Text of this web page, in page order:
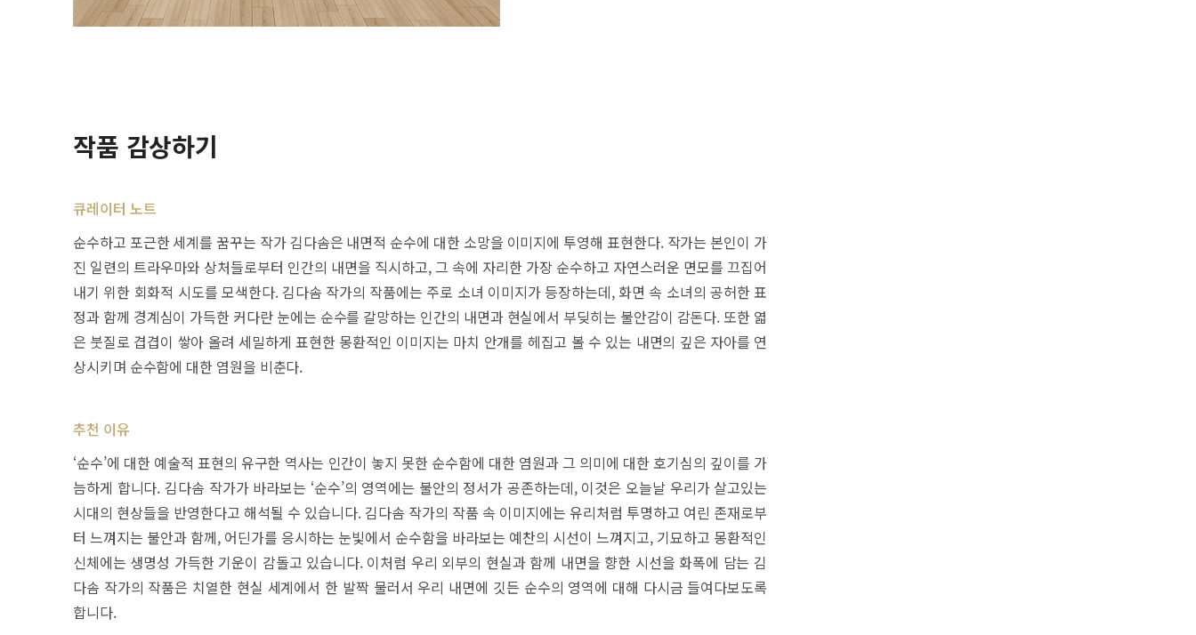
작품 감상하기
큐레이터 노트
순수하고 포근한 세계를 꿈꾸는 작가 김다솜은 내면적 순수에 대한 소망을 이미지에 투영해 표현한다. 작가는 본인이 가
진 일련의 트라우마와 상처들로부터 인간의 내면을 직시하고, 그 속에 자리한 가장 순수하고 자연스러운 면모를 끄집어
내기 위한 회화적 시도를 모색한다. 김다솜 작가의 작품에는 주로 소녀 이미지가 등장하는데, 화면 속 소녀의 공허한 표
정과 함께 경계심이 가득한 커다란 눈에는 순수를 갈망하는 인간의 내면과 현실에서 부딪히는 불안감이 감돈다. 또한 엷
은 붓질로 겹겹이 쌓아 올려 세밀하게 표현한 몽환적인 이미지는 마치 안개를 헤집고 볼 수 있는 내면의 깊은 자아를 연
상시키며 순수함에 대한 염원을 비춘다.
추천 이유
‘순수’에 대한 예술적 표현의 유구한 역사는 인간이 놓지 못한 순수함에 대한 염원과 그 의미에 대한 호기심의 깊이를 가
늠하게 합니다. 김다솜 작가가 바라보는 ‘순수’의 영역에는 불안의 정서가 공존하는데, 이것은 오늘날 우리가 살고있는
시대의 현상들을 반영한다고 해석될 수 있습니다. 김다솜 작가의 작품 속 이미지에는 유리처럼 투명하고 여린 존재로부
터 느껴지는 불안과 함께, 어딘가를 응시하는 눈빛에서 순수함을 바라보는 예찬의 시선이 느껴지고, 기묘하고 몽환적인
신체에는 생명성 가득한 기운이 감돌고 있습니다. 이처럼 우리 외부의 현실과 함께 내면을 향한 시선을 화폭에 담는 김
다솜 작가의 작품은 치열한 현실 세계에서 한 발짝 물러서 우리 내면에 깃든 순수의 영역에 대해 다시금 들여다보도록
합니다.